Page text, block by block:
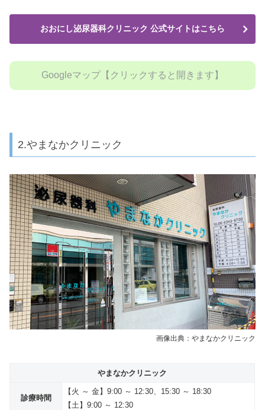
おおにし泌尿器科クリニック 公式サイトはこちら
Googleマップ【クリックすると開きます】
2.やまなかクリニック
画像出典：やまなかクリニック
やまなかクリニック
診療時間
【火 ～ 金】9:00 ～ 12:30 、15:30 ～ 18:30
【土】9:00 ～ 12:30